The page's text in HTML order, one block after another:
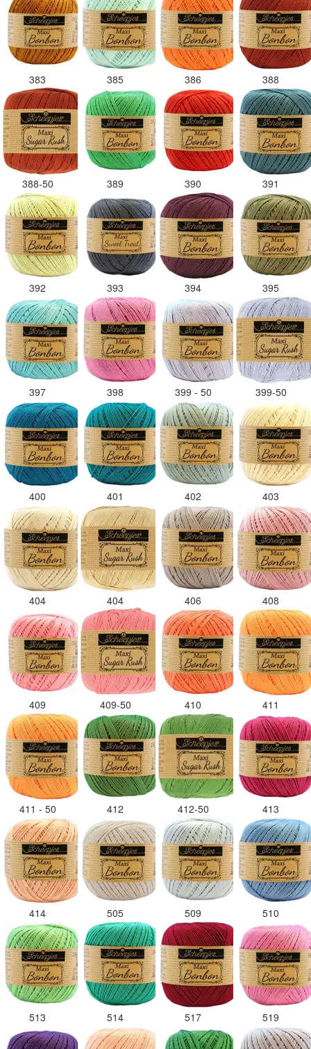
383 385 386 388
388-50 389 390 391
392 393 394 395
397 398 399 - 50 399-50
400 401 402 403
404 404 406 408
409 409-50 410 411
411 - 50 412 412-50 413
414 505 509 510
513 514 517 519